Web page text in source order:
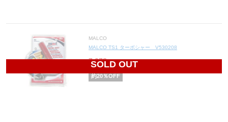
SOLD OUT
MALCO
MALCO TS1 ターボシャー V530208
7,078 円(税込7,786円)
約20％OFF